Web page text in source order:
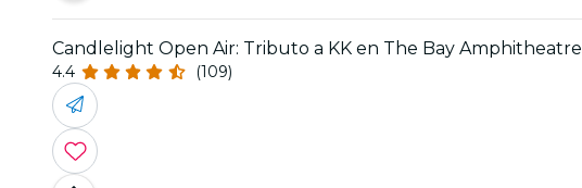
Candlelight Open Air: Tributo a KK en The Bay Amphitheatre
4.4 (109)